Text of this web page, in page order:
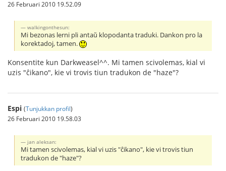
26 Februari 2010 19.52.09
walkingonthesun:
Mi bezonas lerni pli antaŭ klopodanta traduki. Dankon pro la
korektadoj, tamen.
Konsentite kun Darkweasel^^. Mi tamen scivolemas, kial vi
uzis "ĉikano", kie vi trovis tiun tradukon de "haze"?
Espi (Tunjukkan profil)
26 Februari 2010 19.58.03
jan aleksan:
Mi tamen scivolemas, kial vi uzis "ĉikano", kie vi trovis tiun
tradukon de "haze"?